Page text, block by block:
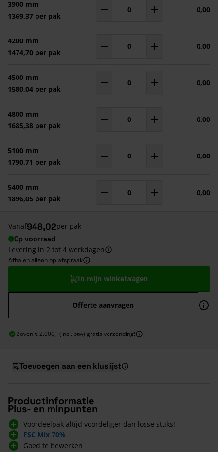
3900 mm
1369,37 per pak
Aantal pakken 0,00
4200 mm
1474,70 per pak
Aantal pakken 0,00
4500 mm
1580,04 per pak
Aantal pakken 0,00
4800 mm
1685,38 per pak
Aantal pakken 0,00
5100 mm
1790,71 per pak
Aantal pakken 0,00
5400 mm
1896,05 per pak
Aantal pakken 0,00
Vanaf948,02per pak
Op voorraad
Levering in 2 tot 4 werkdagen
Afhalen alleen op afspraak
In mijn winkelwagen
Offerte aanvragen
Boven € 2.000,- (incl. btw) gratis verzending!
Toevoegen aan een kluslijst
Productinformatie
Plus- en minpunten
Voordeelpak altijd voordeliger dan losse stuks!
FSC Mix 70%
Goed te bewerken